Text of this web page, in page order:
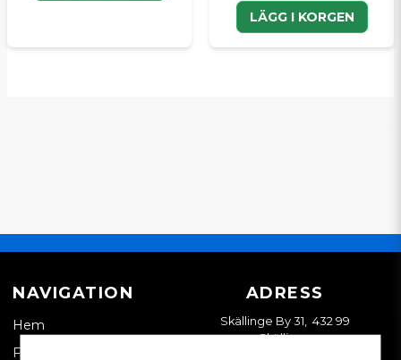
LÄGG I KORGEN
NAVIGATION
Hem
Företagskund
ADRESS
Skällinge By 31, 432 99
Skällinge